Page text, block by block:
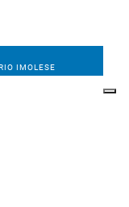
IMOLESE